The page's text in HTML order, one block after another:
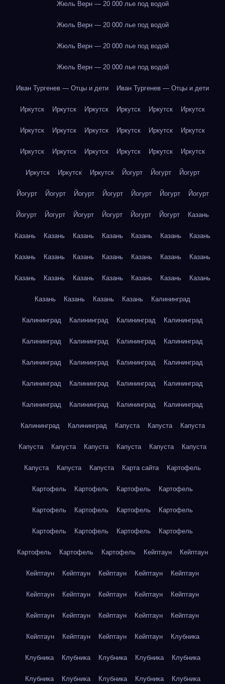
Жюль Верн — 20 000 лье под водой
Жюль Верн — 20 000 лье под водой
Жюль Верн — 20 000 лье под водой
Жюль Верн — 20 000 лье под водой
Иван Тургенев — Отцы и дети Иван Тургенев — Отцы и дети
Иркутск Иркутск Иркутск Иркутск Иркутск Иркутск
Иркутск Иркутск Иркутск Иркутск Иркутск Иркутск
Иркутск Иркутск Иркутск Иркутск Иркутск Иркутск
Иркутск Иркутск Иркутск Йогурт Йогурт Йогурт
Йогурт Йогурт Йогурт Йогурт Йогурт Йогурт Йогурт
Йогурт Йогурт Йогурт Йогурт Йогурт Йогурт Казань
Казань Казань Казань Казань Казань Казань Казань
Казань Казань Казань Казань Казань Казань Казань
Казань Казань Казань Казань Казань Казань Казань
Казань Казань Казань Казань Калининград
Калининград Калининград Калининград Калининград
Калининград Калининград Калининград Калининград
Калининград Калининград Калининград Калининград
Калининград Калининград Калининград Калининград
Калининград Калининград Калининград Калининград
Калининград Калининград Капуста Капуста Капуста
Капуста Капуста Капуста Капуста Капуста Капуста
Капуста Капуста Капуста Карта сайта Картофель
Картофель Картофель Картофель Картофель
Картофель Картофель Картофель Картофель
Картофель Картофель Картофель Картофель
Картофель Картофель Картофель Кейптаун Кейптаун
Кейптаун Кейптаун Кейптаун Кейптаун Кейптаун
Кейптаун Кейптаун Кейптаун Кейптаун Кейптаун
Кейптаун Кейптаун Кейптаун Кейптаун Кейптаун
Кейптаун Кейптаун Кейптаун Кейптаун Клубника
Клубника Клубника Клубника Клубника Клубника
Клубника Клубника Клубника Клубника Клубника